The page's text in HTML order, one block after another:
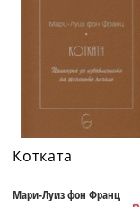
Котката
Мари-Луиз фон Франц